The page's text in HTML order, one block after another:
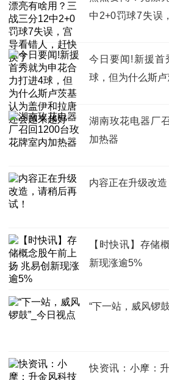
中2+0罚球7失误
今日要闻!新援首
球，但为什么斯
湖南玫花电器厂
加热器
内容正在升级改造
【时快讯】存储
新现涨逾5%
“下一站，威风锣
快资讯：小摩：